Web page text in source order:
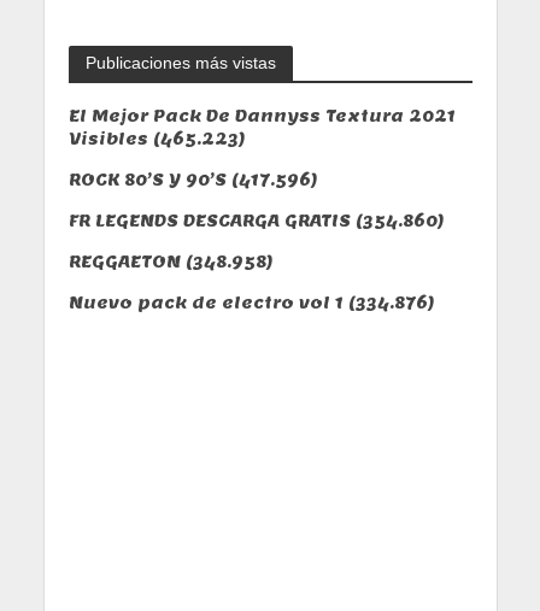
Publicaciones más vistas
El Mejor Pack De Dannyss Textura 2021
Visibles (465.223)
ROCK 80’S Y 90’S (417.596)
FR LEGENDS DESCARGA GRATIS (354.860)
REGGAETON (348.958)
Nuevo pack de electro vol 1 (334.876)